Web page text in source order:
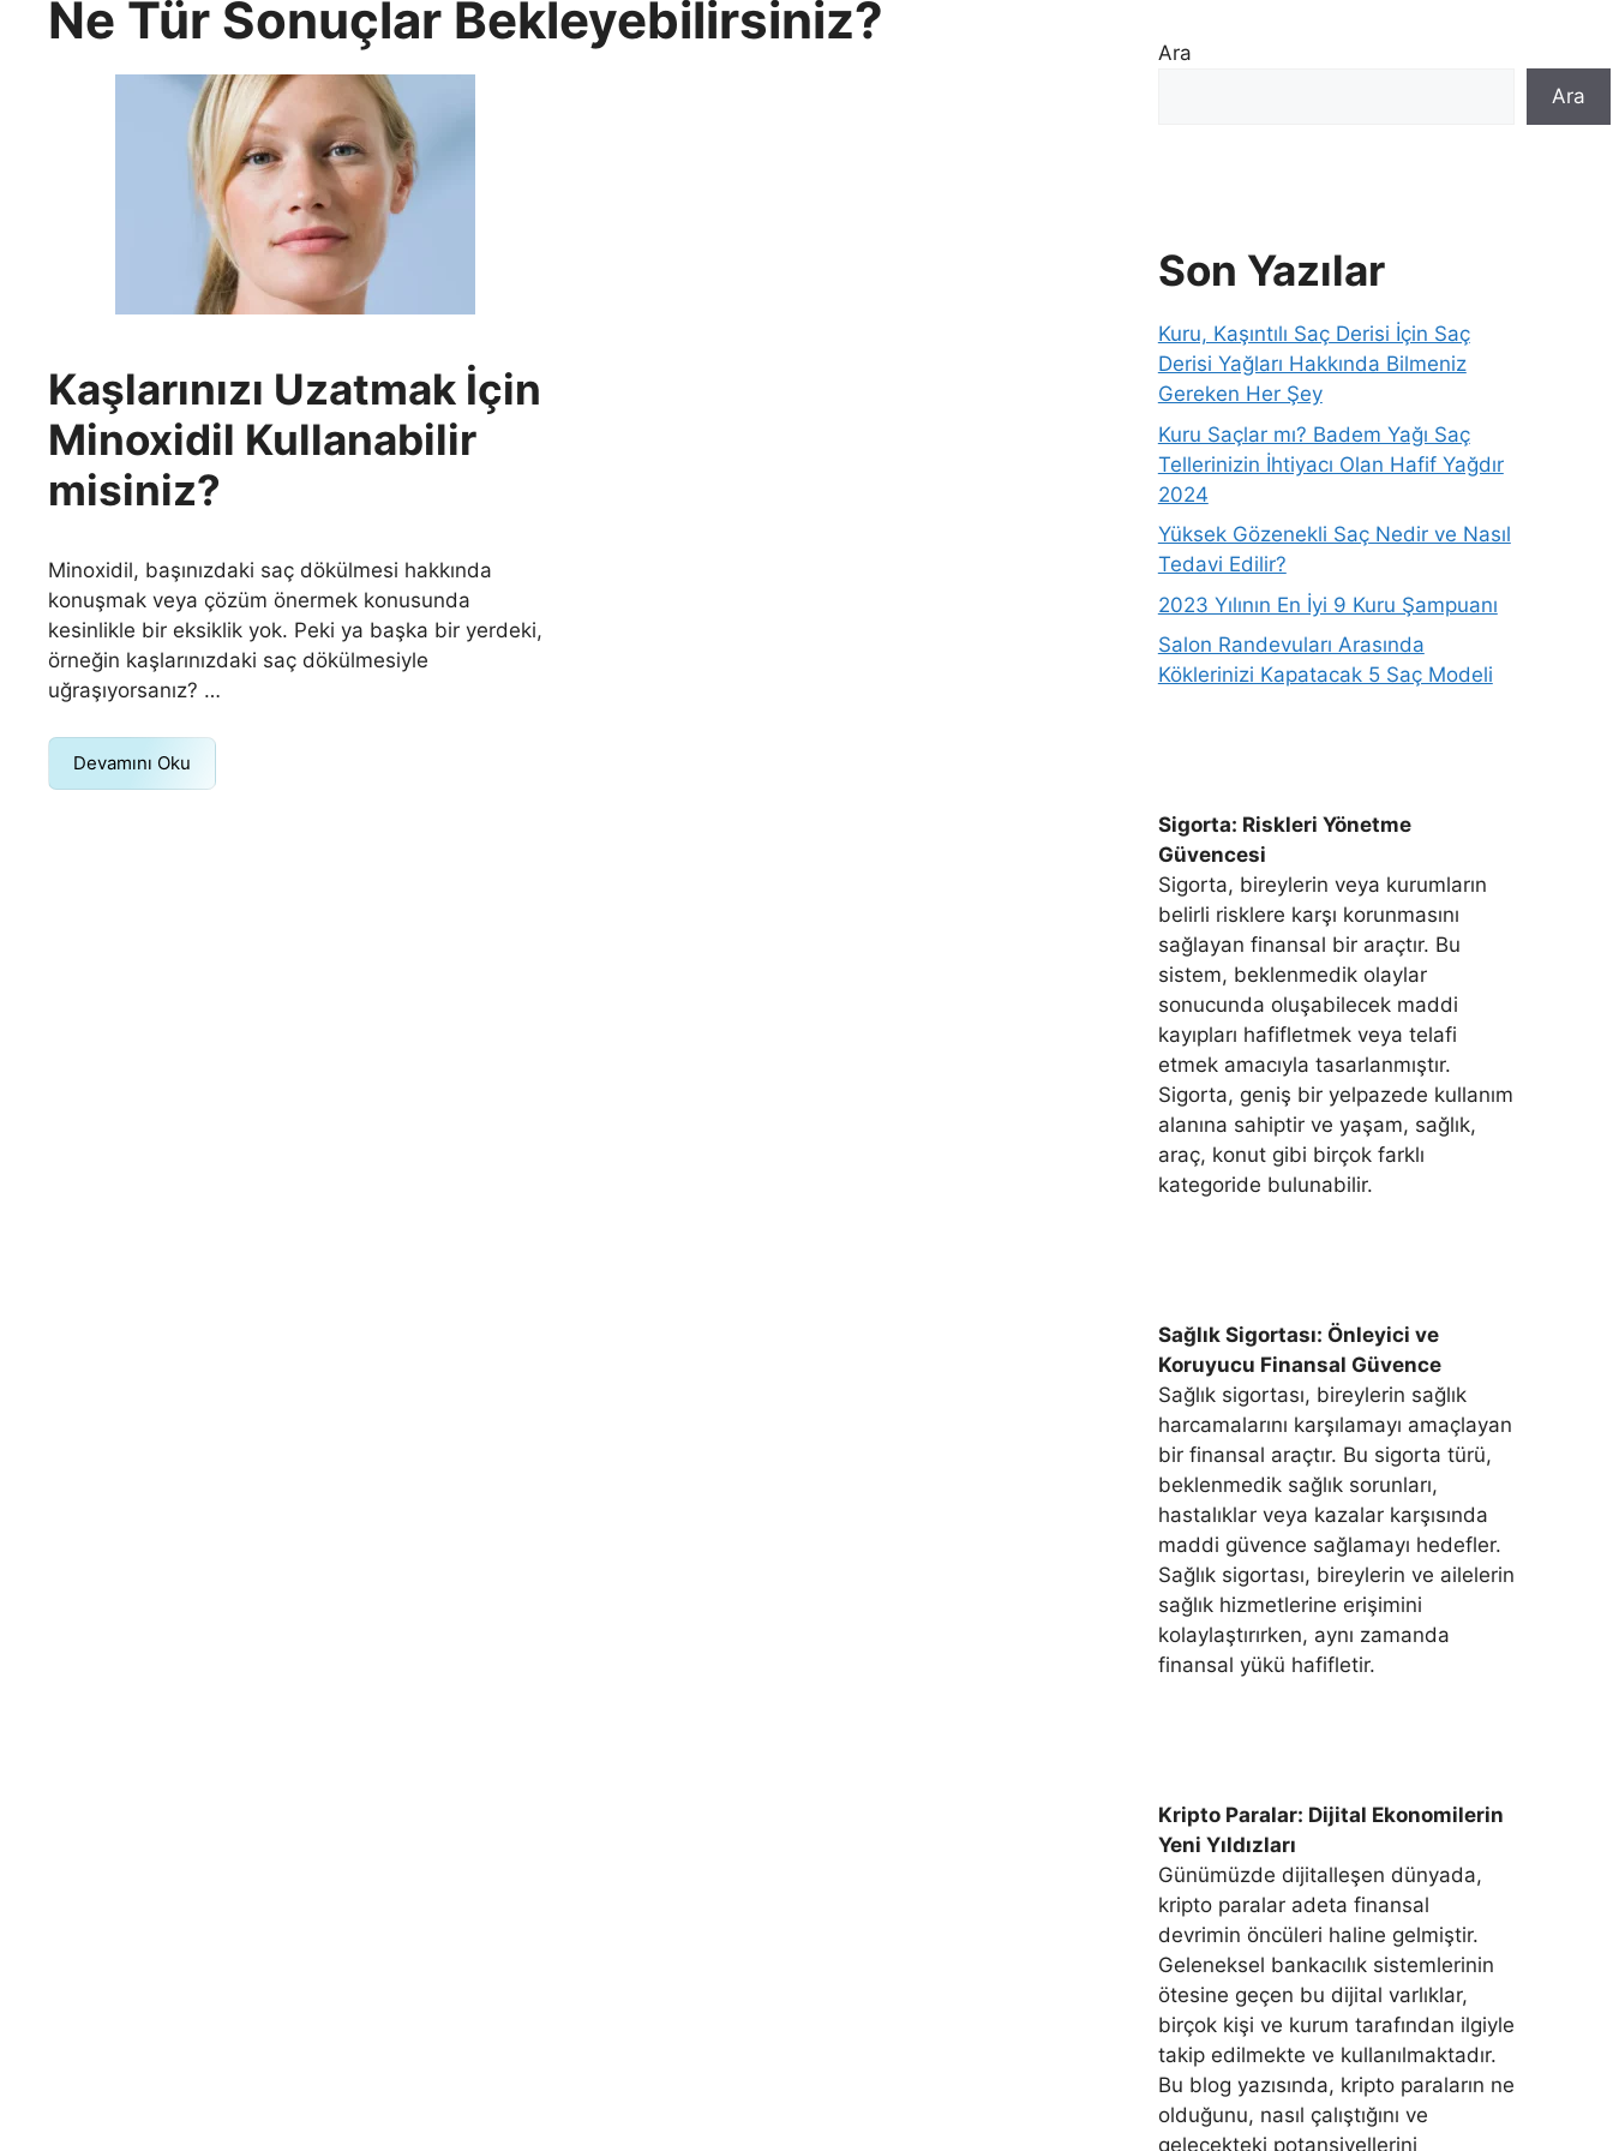
Ne Tür Sonuçlar Bekleyebilirsiniz?
Kaşlarınızı Uzatmak İçin
Minoxidil Kullanabilir
misiniz?
Minoxidil, başınızdaki saç dökülmesi hakkında
konuşmak veya çözüm önermek konusunda
kesinlikle bir eksiklik yok. Peki ya başka bir yerdeki,
örneğin kaşlarınızdaki saç dökülmesiyle
uğraşıyorsanız? …
Devamını Oku
Ara
Ara
Son Yazılar
Kuru, Kaşıntılı Saç Derisi İçin Saç
Derisi Yağları Hakkında Bilmeniz
Gereken Her Şey
Kuru Saçlar mı? Badem Yağı Saç
Tellerinizin İhtiyacı Olan Hafif Yağdır
2024
Yüksek Gözenekli Saç Nedir ve Nasıl
Tedavi Edilir?
2023 Yılının En İyi 9 Kuru Şampuanı
Salon Randevuları Arasında
Köklerinizi Kapatacak 5 Saç Modeli
Sigorta: Riskleri Yönetme
Güvencesi
Sigorta, bireylerin veya kurumların
belirli risklere karşı korunmasını
sağlayan finansal bir araçtır. Bu
sistem, beklenmedik olaylar
sonucunda oluşabilecek maddi
kayıpları hafifletmek veya telafi
etmek amacıyla tasarlanmıştır.
Sigorta, geniş bir yelpazede kullanım
alanına sahiptir ve yaşam, sağlık,
araç, konut gibi birçok farklı
kategoride bulunabilir.
Sağlık Sigortası: Önleyici ve
Koruyucu Finansal Güvence
Sağlık sigortası, bireylerin sağlık
harcamalarını karşılamayı amaçlayan
bir finansal araçtır. Bu sigorta türü,
beklenmedik sağlık sorunları,
hastalıklar veya kazalar karşısında
maddi güvence sağlamayı hedefler.
Sağlık sigortası, bireylerin ve ailelerin
sağlık hizmetlerine erişimini
kolaylaştırırken, aynı zamanda
finansal yükü hafifletir.
Kripto Paralar: Dijital Ekonomilerin
Yeni Yıldızları
Günümüzde dijitalleşen dünyada,
kripto paralar adeta finansal
devrimin öncüleri haline gelmiştir.
Geleneksel bankacılık sistemlerinin
ötesine geçen bu dijital varlıklar,
birçok kişi ve kurum tarafından ilgiyle
takip edilmekte ve kullanılmaktadır.
Bu blog yazısında, kripto paraların ne
olduğunu, nasıl çalıştığını ve
gelecekteki potansiyellerini